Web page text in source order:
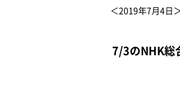
＜2019年7月4日
7/3のNHK総